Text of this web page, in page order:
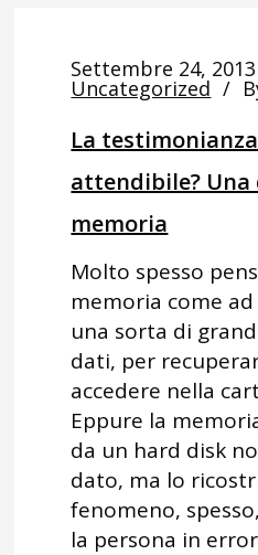
Settembre 24, 2013
Uncategorized
La
attendibile? Una
memoria
Molto spesso
memoria come
una sorta di
dati, per
accedere nella
Eppure la
da un hard disk
dato, ma lo
fenomeno,
la persona in